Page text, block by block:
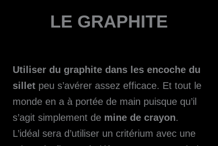
LE GRAPHITE
Utiliser du graphite dans les encoche du
sillet peu s’avérer assez efficace. Et tout le
monde en a à portée de main puisque qu’il
s’agit simplement de mine de crayon.
L’idéal sera d’utiliser un critérium avec une